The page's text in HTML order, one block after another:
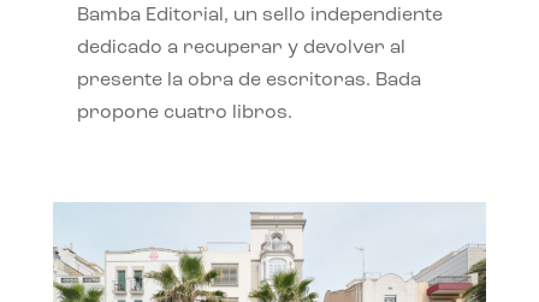
Bamba Editorial, un sello independiente
dedicado a recuperar y devolver al
presente la obra de escritoras. Bada
propone cuatro libros.